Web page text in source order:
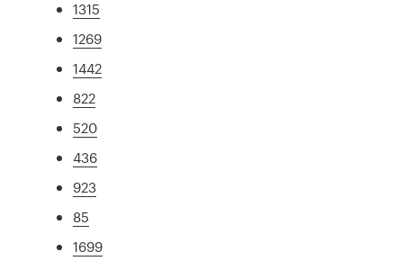
1315
1269
1442
822
520
436
923
85
1699